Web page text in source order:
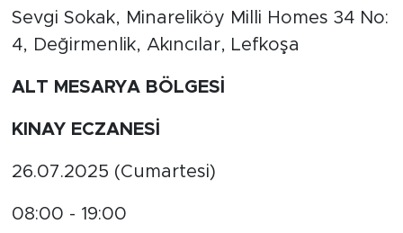
Sevgi Sokak, Minareliköy Milli Homes 34 No:
4, Değirmenlik, Akıncılar, Lefkoşa
ALT MESARYA BÖLGESİ
KINAY ECZANESİ
26.07.2025 (Cumartesi)
08:00 - 19:00